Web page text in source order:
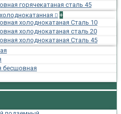
горячекатаная сталь 45
+
холоднокатаная Сталь 10
холоднокатаная сталь 20
холоднокатаная Сталь 45
бесшовная